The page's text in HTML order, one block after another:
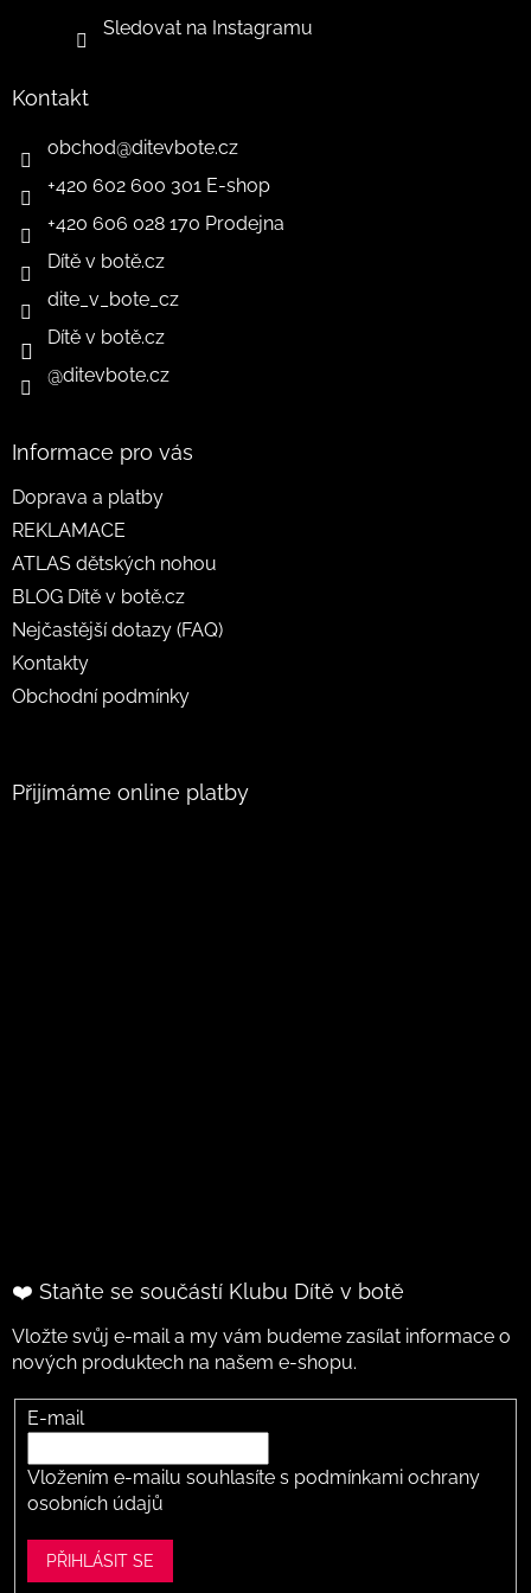
Sledovat na Instagramu
Kontakt
obchod@ditevbote.cz
+420 602 600 301 E-shop
+420 606 028 170 Prodejna
Dítě v botě.cz
dite_v_bote_cz
Dítě v botě.cz
@ditevbote.cz
Informace pro vás
Doprava a platby
REKLAMACE
ATLAS dětských nohou
BLOG Dítě v botě.cz
Nejčastější dotazy (FAQ)
Kontakty
Obchodní podmínky
Přijímáme online platby
❤️ Staňte se součástí Klubu Dítě v botě
Vložte svůj e-mail a my vám budeme zasílat informace o
nových produktech na našem e-shopu.
E-mail
Vložením e-mailu souhlasíte s podmínkami ochrany
osobních údajů
PŘIHLÁSIT SE